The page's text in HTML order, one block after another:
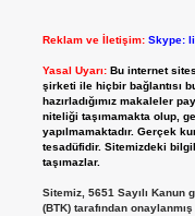
Reklam ve İletişim: Skype:
Yasal Uyarı: Bu internet
şirketi ile hiçbir bağlantısı
hazırladığımız makaleler
niteliği taşımamakta olup,
yapılmamaktadır. Gerçek
tesadüfidir. Sitemizdeki
taşımazlar.
Sitemiz, 5651 Sayılı
(BTK) tarafından